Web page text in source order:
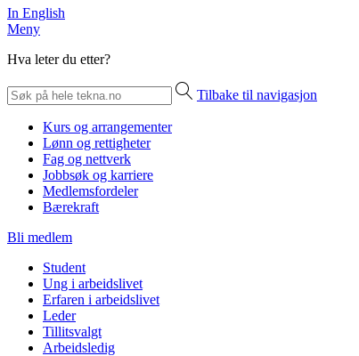
In English
Meny
Hva leter du etter?
Tilbake til navigasjon
Kurs og arrangementer
Lønn og rettigheter
Fag og nettverk
Jobbsøk og karriere
Medlemsfordeler
Bærekraft
Bli medlem
Student
Ung i arbeidslivet
Erfaren i arbeidslivet
Leder
Tillitsvalgt
Arbeidsledig